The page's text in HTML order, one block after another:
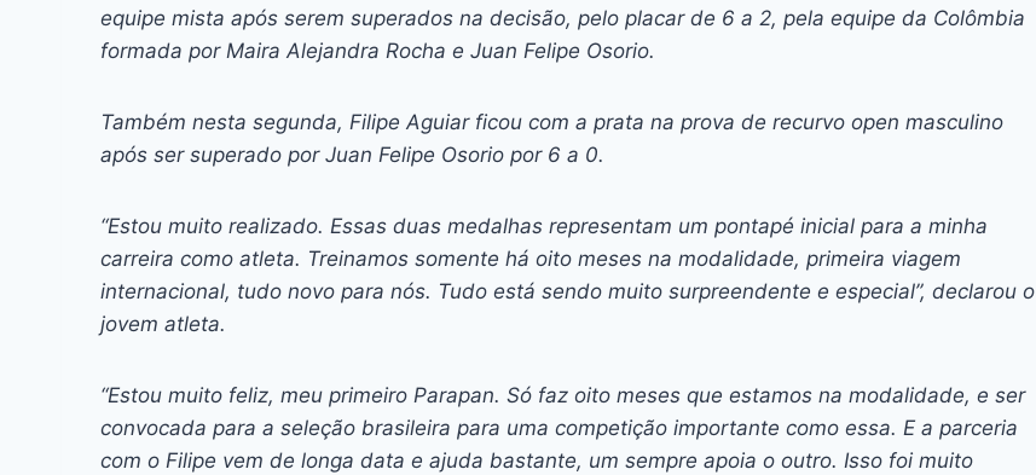
equipe mista após serem superados na decisão, pelo placar de 6 a 2, pela equipe da Colômbia
formada por Maira Alejandra Rocha e Juan Felipe Osorio.
Também nesta segunda, Filipe Aguiar ficou com a prata na prova de recurvo open masculino
após ser superado por Juan Felipe Osorio por 6 a 0.
“Estou muito realizado. Essas duas medalhas representam um pontapé inicial para a minha
carreira como atleta. Treinamos somente há oito meses na modalidade, primeira viagem
internacional, tudo novo para nós. Tudo está sendo muito surpreendente e especial”, declarou o
jovem atleta.
“Estou muito feliz, meu primeiro Parapan. Só faz oito meses que estamos na modalidade, e ser
convocada para a seleção brasileira para uma competição importante como essa. E a parceria
com o Filipe vem de longa data e ajuda bastante, um sempre apoia o outro. Isso foi muito